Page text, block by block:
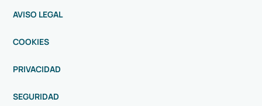
AVISO LEGAL
COOKIES
PRIVACIDAD
SEGURIDAD